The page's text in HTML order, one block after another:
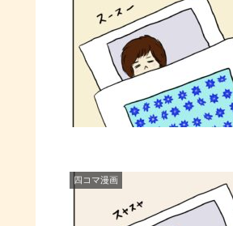
四コマ漫画